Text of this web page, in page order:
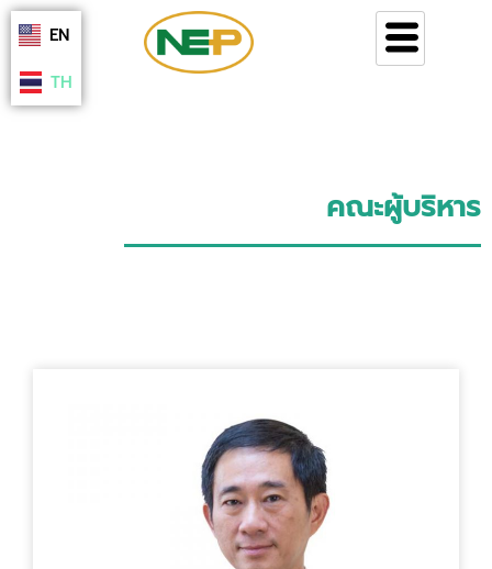
Skip
content
EN
TH
คณะผู้บริหาร